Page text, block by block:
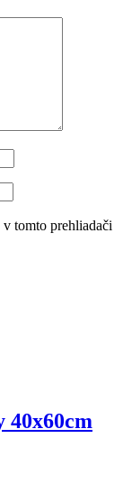
tomto prehliadači
40x60cm